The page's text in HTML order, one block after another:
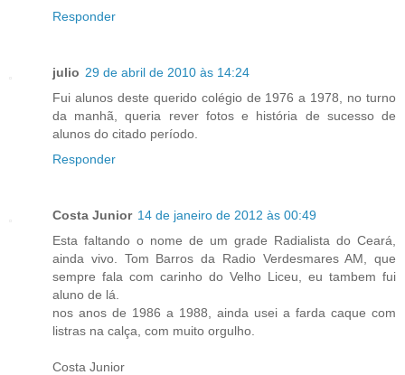
Responder
julio 29 de abril de 2010 às 14:24
Fui alunos deste querido colégio de 1976 a 1978, no turno
da manhã, queria rever fotos e história de sucesso de
alunos do citado período.
Responder
Costa Junior 14 de janeiro de 2012 às 00:49
Esta faltando o nome de um grade Radialista do Ceará,
ainda vivo. Tom Barros da Radio Verdesmares AM, que
sempre fala com carinho do Velho Liceu, eu tambem fui
aluno de lá.
nos anos de 1986 a 1988, ainda usei a farda caque com
listras na calça, com muito orgulho.
Costa Junior